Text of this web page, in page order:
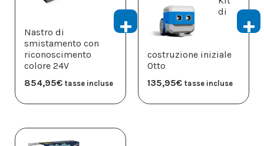
Nastro di
smistamento con
riconoscimento
colore 24V
854,95€ tasse incluse
di
costruzione iniziale
Otto
135,95€ tasse incluse